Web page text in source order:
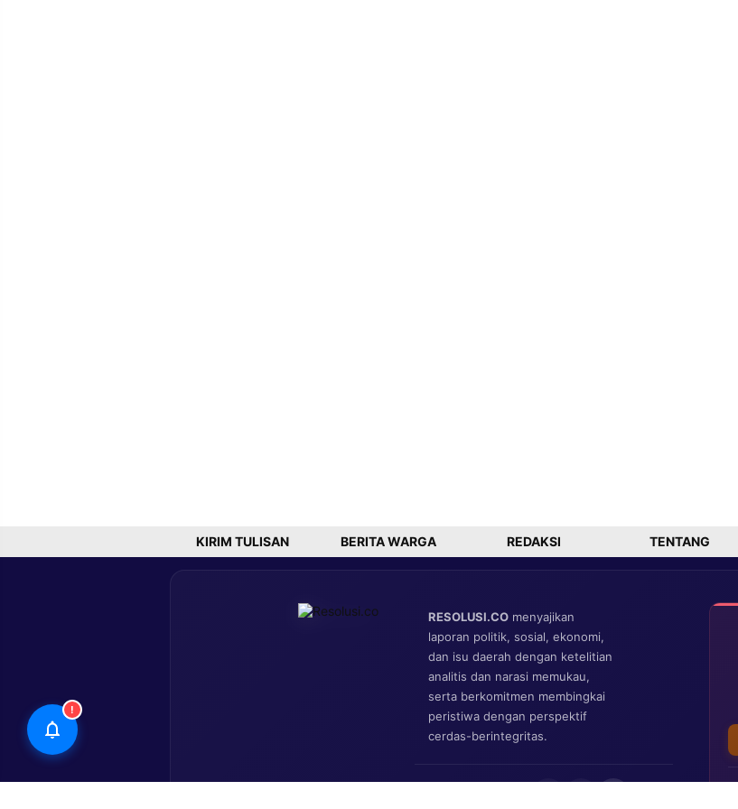
KIRIM TULISAN BERITA WARGA REDAKSI TENTANG
RESOLUSI.CO menyajikan
laporan politik, sosial, ekonomi,
dan isu daerah dengan ketelitian
analitis dan narasi memukau,
serta berkomitmen membingkai
peristiwa dengan perspektif
cerdas-berintegritas.
!